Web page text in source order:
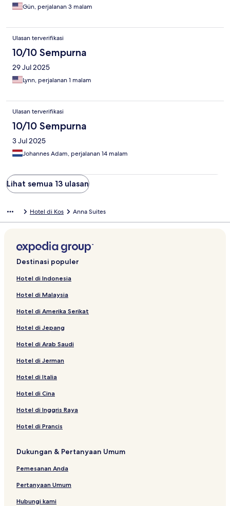
Gün, perjalanan 3 malam
Ulasan terverifikasi
10/10 Sempurna
29 Jul 2025
Lynn, perjalanan 1 malam
Ulasan terverifikasi
10/10 Sempurna
3 Jul 2025
Johannes Adam, perjalanan 14 malam
Lihat semua 13 ulasan
Hotel di Kos Anna Suites
Destinasi populer
Hotel di Indonesia
Hotel di Malaysia
Hotel di Amerika Serikat
Hotel di Jepang
Hotel di Arab Saudi
Hotel di Jerman
Hotel di Italia
Hotel di Cina
Hotel di Inggris Raya
Hotel di Prancis
Dukungan & Pertanyaan Umum
Pemesanan Anda
Pertanyaan Umum
Hubungi kami